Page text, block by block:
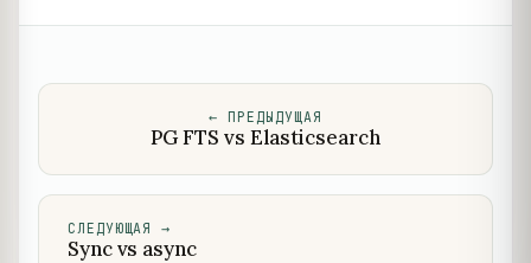
← ПРЕДЫДУЩАЯ
PG FTS vs Elasticsearch
СЛЕДУЮЩАЯ →
Sync vs async